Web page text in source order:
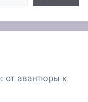
от авантюры к